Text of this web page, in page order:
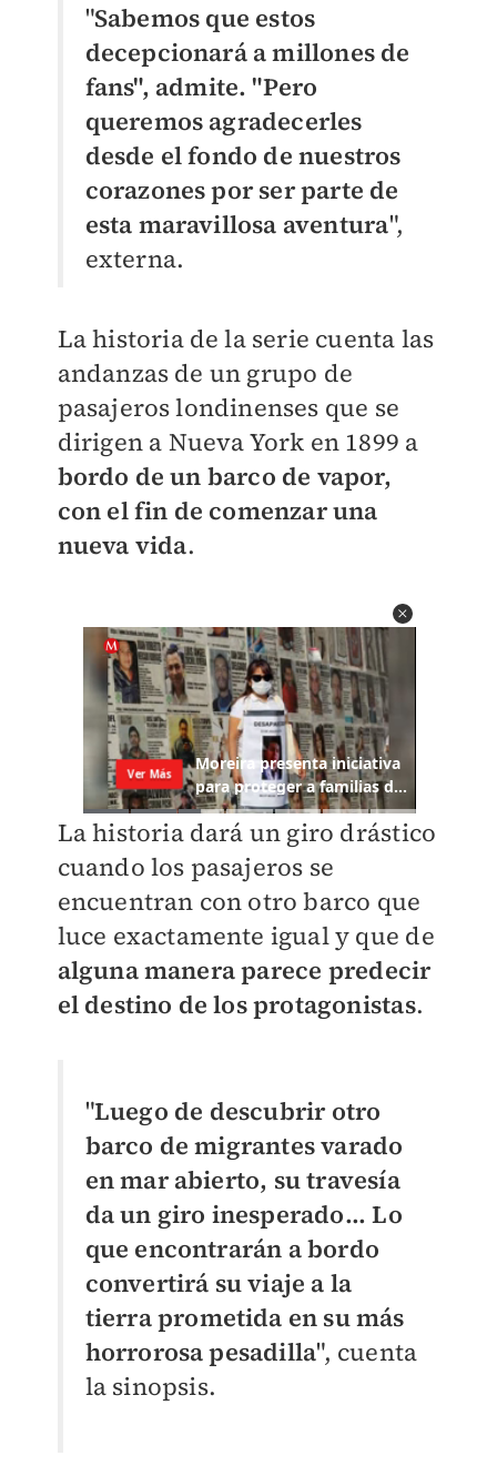
"Sabemos que estos
decepcionará a millones de
fans", admite. "Pero
queremos agradecerles
desde el fondo de nuestros
corazones por ser parte de
esta maravillosa aventura",
externa.
La historia de la serie cuenta las
andanzas de un grupo de
pasajeros londinenses que se
dirigen a Nueva York en 1899 a
bordo de un barco de vapor,
con el fin de comenzar una
nueva vida.
La historia dará un giro drástico
cuando los pasajeros se
encuentran con otro barco que
luce exactamente igual y que de
alguna manera parece predecir
el destino de los protagonistas.
"Luego de descubrir otro
barco de migrantes varado
en mar abierto, su travesía
da un giro inesperado... Lo
que encontrarán a bordo
convertirá su viaje a la
tierra prometida en su más
horrorosa pesadilla", cuenta
la sinopsis.